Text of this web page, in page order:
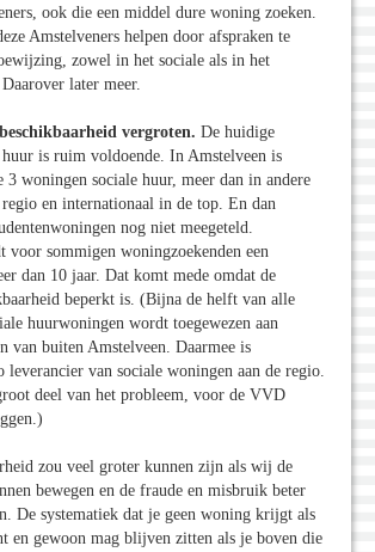
ook die een middel dure woning zoeken.
Amstelveners helpen door afspraken te
zowel in het sociale als in het
later meer.
vergroten. De huidige
is ruim voldoende. In Amstelveen is
3 woningen sociale huur, meer dan in andere
regio en internationaal in de top. En dan
nog niet meegeteld.
voor sommigen woningzoekenden een
dan 10 jaar. Dat komt mede omdat de
beperkt is. (Bijna de helft van alle
huurwoningen wordt toegewezen aan
van buiten Amstelveen. Daarmee is
leverancier van sociale woningen aan de regio.
deel van het probleem, voor de VVD
zou veel groter kunnen zijn als wij de
bewegen en de fraude en misbruik beter
De systematiek dat je geen woning krijgt als
en gewoon mag blijven zitten als je boven die